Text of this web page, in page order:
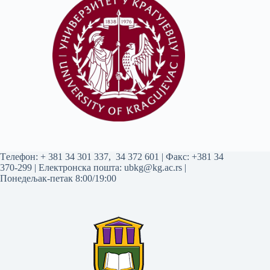
Tелефон: + 381 34 301 337, 34 372 601 | Факс: +381 34
370-299 | Електронска пошта: ubkg@kg.ac.rs |
Понедељак-петак 8:00/19:00